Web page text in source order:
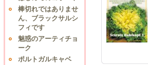
棒切れではありませ
ん、ブラックサルシ
フィです
魅惑のアーティチョ
ーク
ポルトガルキャベ